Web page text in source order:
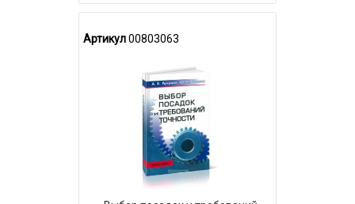
Артикул00803063